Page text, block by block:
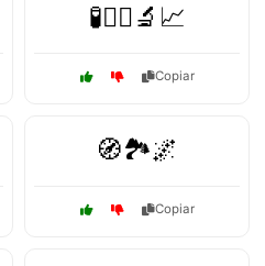
🧪🕵️‍♀️🔬📈
Copiar
🧭🏞️🌌
Copiar